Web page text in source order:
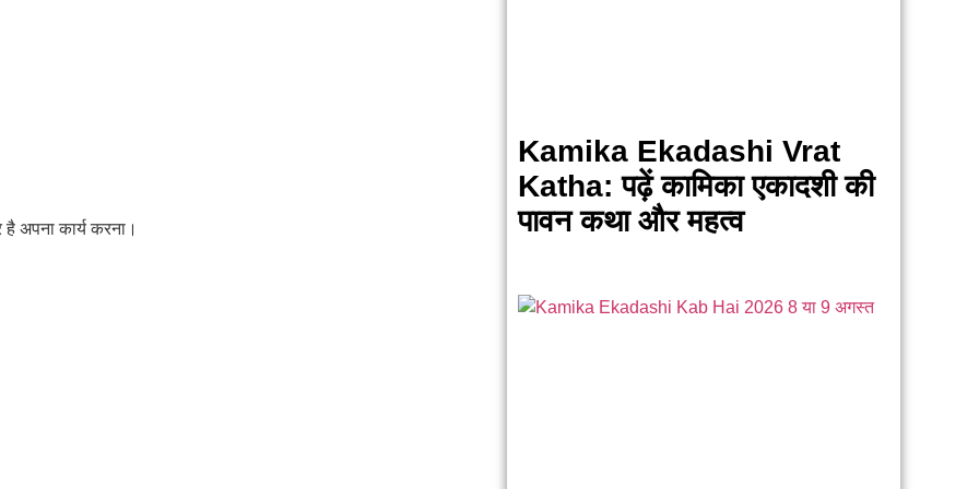
अपना कार्य करना।
Kamika Ekadashi Vrat
Katha: पढ़ें कामिका एकादशी की
पावन कथा और महत्व